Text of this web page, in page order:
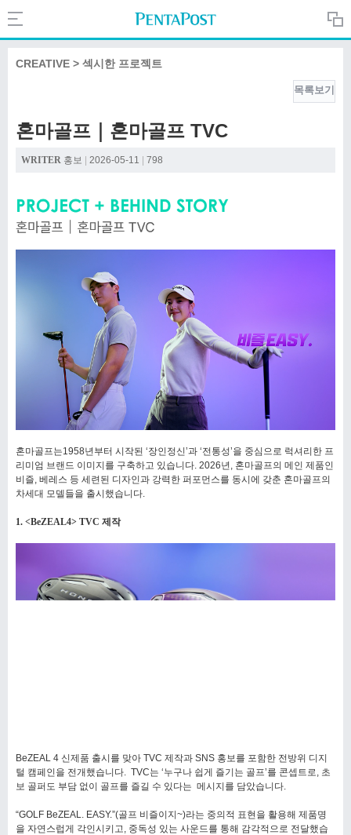
COMPANY
CULTURE
Search
PentaPost.net
CREATIVE > 섹시한 프로젝트
목록보기
혼마골프｜혼마골프 TVC
WRITER 홍보 2026-05-11 798
혼마골프는1958년부터 시작된 ‘장인정신’과 ‘전통성’을 중심으로 럭셔리한 프
리미엄 브랜드 이미지를 구축하고 있습니다. 2026년, 혼마골프의 메인 제품인
비즐, 베레스 등 세련된 디자인과 강력한 퍼포먼스를 동시에 갖춘 혼마골프의
차세대 모델들을 출시했습니다.
1. <BeZEAL4> TVC 제작
BeZEAL 4 신제품 출시를 맞아 TVC 제작과 SNS 홍보를 포함한 전방위 디지
털 캠페인을 전개했습니다. TVC는 ‘누구나 쉽게 즐기는 골프’를 콘셉트로, 초
보 골퍼도 부담 없이 골프를 즐길 수 있다는 메시지를 담았습니다.
“GOLF BeZEAL. EASY.”(골프 비즐이지~)라는 중의적 표현을 활용해 제품명
을 자연스럽게 각인시키고, 중독성 있는 사운드를 통해 감각적으로 전달했습